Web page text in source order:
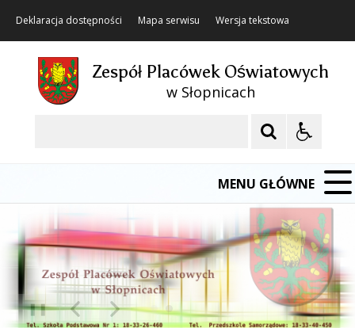
Deklaracja dostępności Mapa serwisu Wersja tekstowa
Zespół Placówek Oświatowych
w Słopnicach
MENU GŁÓWNE
Poprzedni Element
Następny Element
❚❚